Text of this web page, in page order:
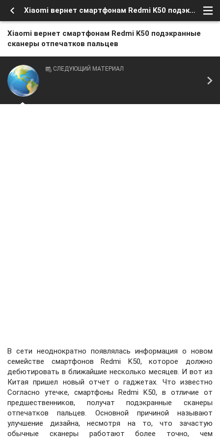
Xiaomi вернет смартфонам Redmi K50 подэкранные сканеры отпечатков пальцев
Xiaomi вернет смартфонам Redmi K50 подэкранные
сканеры отпечатков пальцев
СЛЕДУЮЩИЙ МАТЕРИАЛ
В сети неоднократно появлялась информация о новом
семействе смартфонов Redmi K50, которое должно
дебютировать в ближайшие несколько месяцев. И вот из
Китая пришел новый отчет о гаджетах. Что известно
Согласно утечке, смартфоны Redmi K50, в отличие от
предшественников, получат подэкранные сканеры
отпечатков пальцев. Основной причиной называют
улучшение дизайна, несмотря на то, что зачастую
обычные сканеры работают более точно, чем